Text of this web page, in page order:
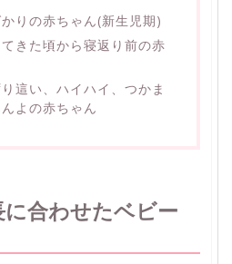
りの赤ちゃん(新生児期)
きた頃から寝返り前の赤
這い、ハイハイ、つかま
よの赤ちゃん
合わせたベビー